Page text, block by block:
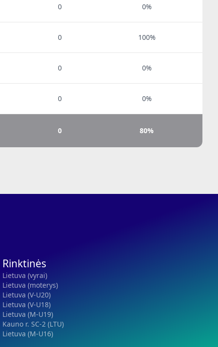
0 0%
0 100%
0 0%
0 0%
0 80%
Rinktinės
Lietuva (vyrai)
Lietuva (moterys)
Lietuva (V-U20)
Lietuva (V-U18)
Lietuva (M-U19)
Kauno r. SC-2 (LTU)
Lietuva (M-U16)